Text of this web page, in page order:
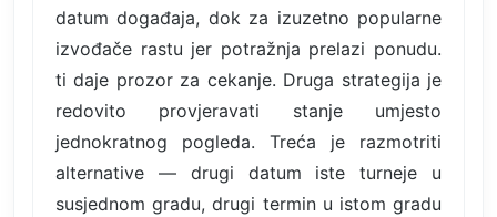
datum događaja, dok za izuzetno popularne
izvođače rastu jer potražnja prelazi ponudu.
ti daje prozor za cekanje. Druga strategija je
redovito provjeravati stanje umjesto
jednokratnog pogleda. Treća je razmotriti
alternative — drugi datum iste turneje u
susjednom gradu, drugi termin u istom gradu